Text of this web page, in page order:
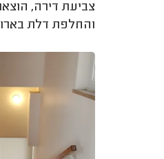
צביעת דירה,
והחלפת דלת